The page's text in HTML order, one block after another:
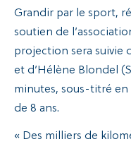
Grandir par le sport,
soutien de
projection sera suivie
et d’Hélène Blondel
minutes, sous-titré en
de 8 ans.
« Des milliers de